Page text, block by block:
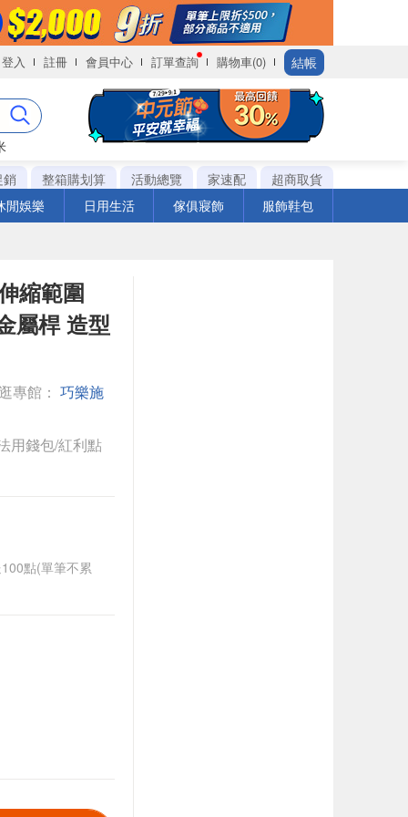
登入 註冊 會員中心 訂單查詢 購物車(0) 結帳
銷
整箱購划算 活動總覽 家速配
超商取貨
閒娛樂
日用生活 傢俱寢飾 服飾鞋包
縮範圍
屬桿 造型
專館： 巧樂施
用錢包/紅利點
點(單筆不累